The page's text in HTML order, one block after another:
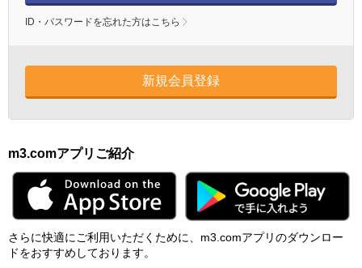
ID・パスワードを忘れた方はこちら
新規会員登録
m3.comアプリご紹介
さらに快適にご利⽤いただくために、m3.comアプリのダウンロー
ドをおすすめしております。